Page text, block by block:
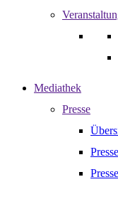
Mediathek
Presse